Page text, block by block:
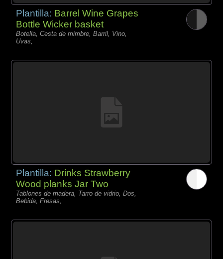
Plantilla: Barrel Wine Grapes
Bottle Wicker basket
Botella, Cesta de mimbre, Barril, Vino,
Uvas,
Plantilla: Drinks Strawberry
Wood planks Jar Two
Tablones de madera, Tarro de vidrio, Dos,
Bebida, Fresas,